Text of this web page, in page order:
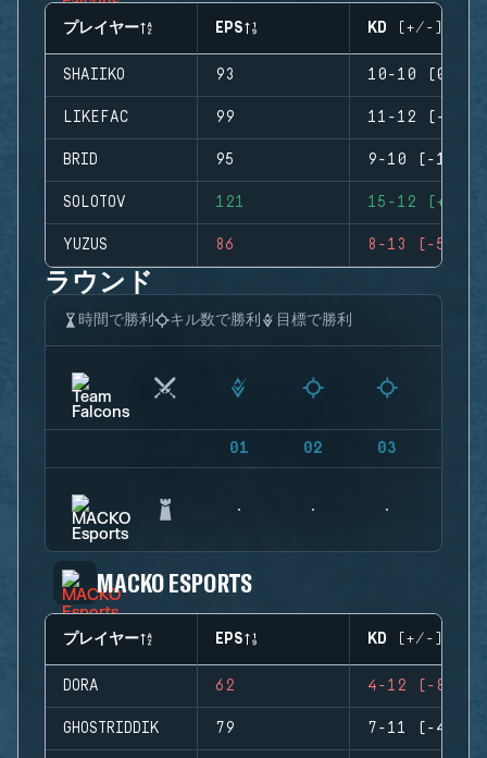
プレイヤー EPS KD (+/-)
SHAIIKO 93 10-10 (0)
LIKEFAC 99 11-12 (-1)
BRID 95 9-10 (-1)
SOLOTOV 121 15-12 (+3)
YUZUS 86 8-13 (-5)
ラウンド
時間で勝利 キル数で勝利 目標で勝利
01 02 03
MACKO ESPORTS
プレイヤー EPS KD (+/-)
DORA 62 4-12 (-8)
GHOSTRIDDIK 79 7-11 (-4)